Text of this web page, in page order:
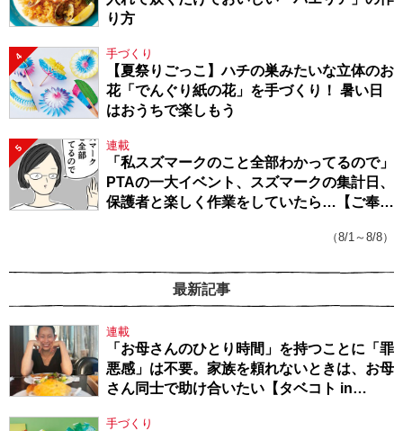
り方
4 手づくり
【夏祭りごっこ】ハチの巣みたいな立体のお
花「でんぐり紙の花」を手づくり！ 暑い日
はおうちで楽しもう
5 連載
「私スズマークのこと全部わかってるので」
PTAの一大イベント、スズマークの集計日、
保護者と楽しく作業をしていたら…【ご奉仕
（8/1～8/8）
最新記事
連載
「お母さんのひとり時間」を持つことに「罪
悪感」は不要。家族を頼れないときは、お母
さん同士で助け合いたい【タベコト in
手づくり